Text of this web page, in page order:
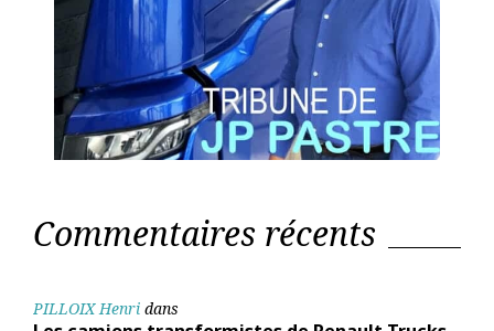
Commentaires récents
PILLOIX Henri dans